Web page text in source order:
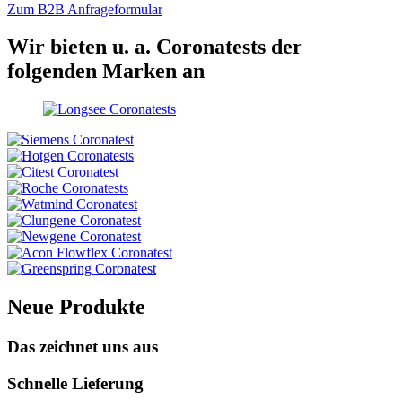
Zum B2B Anfrageformular
Wir bieten u. a. Coronatests der
folgenden Marken an
Neue Produkte
Das zeichnet uns aus
Schnelle Lieferung